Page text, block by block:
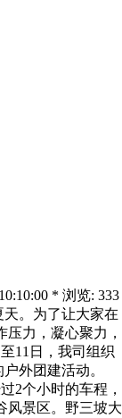
* 浏览: 333
。为了让大家在
力，凝心聚力，
11日，我司组织
外团建活动。
个小时的车程，
风景区。野三坡大